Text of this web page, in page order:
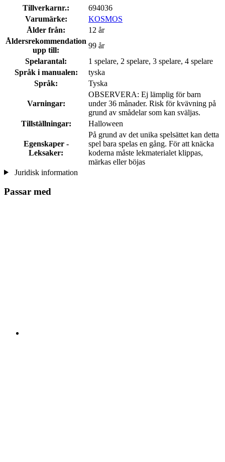
Tillverkarnr.:
694036
Varumärke:
KOSMOS
Ålder från:
12 år
Åldersrekommendation
upp till:
99 år
Spelarantal:
1 spelare, 2 spelare, 3 spelare, 4 spelare
Språk i manualen:
tyska
Språk:
Tyska
Varningar:
OBSERVERA: Ej lämplig för barn
under 36 månader. Risk för kvävning på
grund av smådelar som kan sväljas.
Tillställningar:
Halloween
Egenskaper -
Leksaker:
På grund av det unika spelsättet kan detta
spel bara spelas en gång. För att knäcka
koderna måste lekmaterialet klippas,
märkas eller böjas
Juridisk information
Passar med